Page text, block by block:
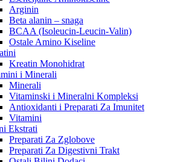
Arginin
Beta alanin – snaga
BCAA (Isoleucin-Leucin-Valin)
Ostale Amino Kiseline
Kreatin Monohidrat
i Minerali
Minerali
Vitaminski i Mineralni Kompleksi
Antioxidanti i Preparati Za Imunitet
Vitamini
Ekstrati
Preparati Za Zglobove
Preparati Za Digestivni Trakt